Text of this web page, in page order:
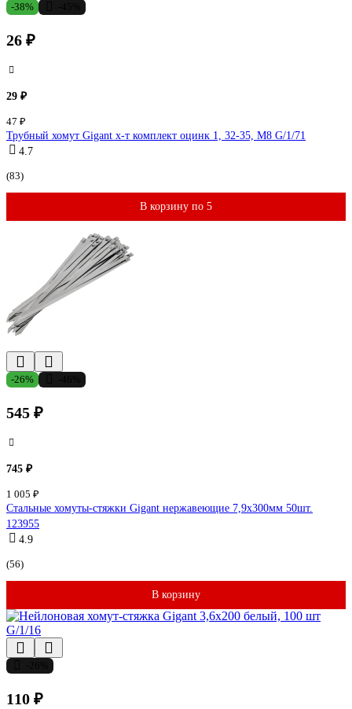
-38%
26 ₽
29 ₽
47 ₽
Трубный хомут Gigant х-т комплект оцинк 1, 32-35, М8 G/1/71
4.7
(83)
В корзину по 5
-26%
545 ₽
745 ₽
1 005 ₽
Стальные хомуты-стяжки Gigant нержавеющие 7,9x300мм 50шт.
123955
4.9
(56)
В корзину
110 ₽